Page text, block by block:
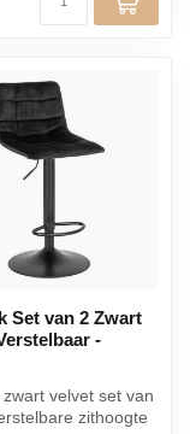
Set van 2 Zwart
-
velvet set van
zithoogte